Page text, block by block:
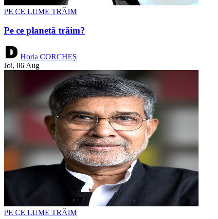
PE CE LUME TRĂIM
Pe ce planetă trăim?
Horia CORCHEȘ
Joi, 06 Aug
PE CE LUME TRĂIM